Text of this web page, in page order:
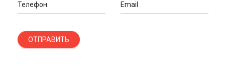
Телефон Email
ОТПРАВИТЬ